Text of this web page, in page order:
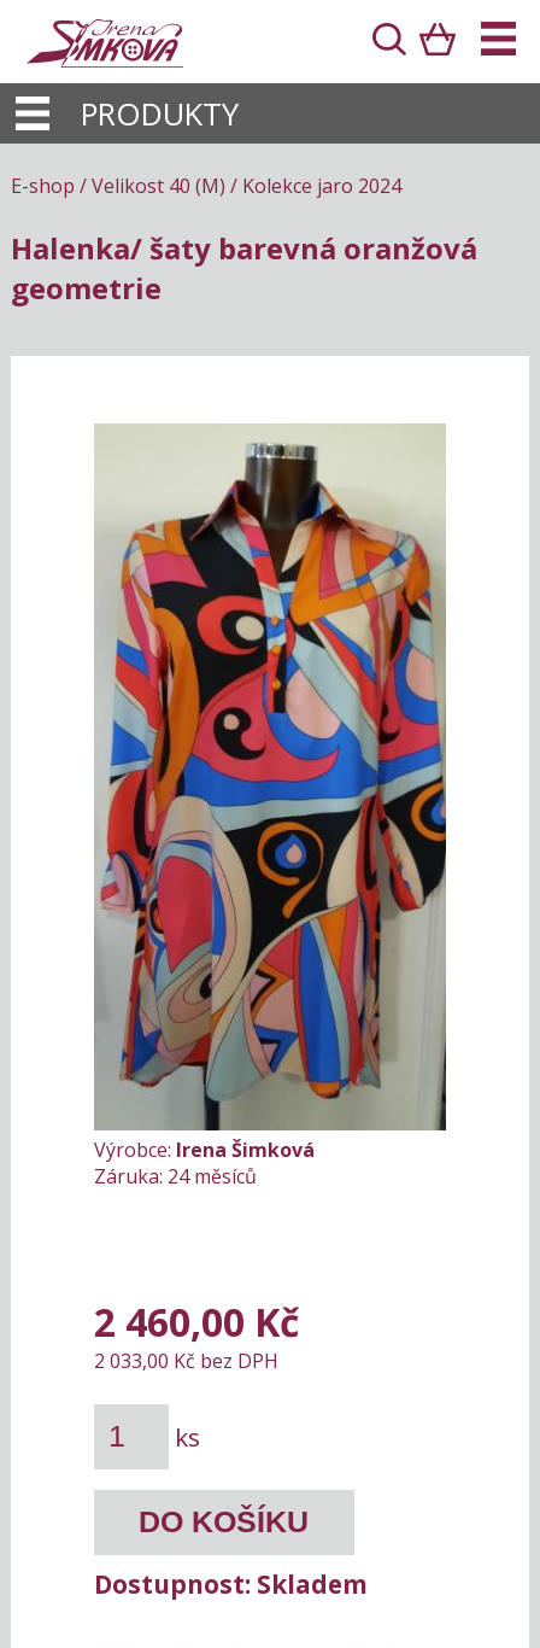
PRODUKTY
E-shop /Velikost 40 (M) / Kolekce jaro 2024
Halenka/ šaty barevná oranžová
geometrie
Výrobce: Irena Šimková
Záruka: 24 měsíců
2 460,00 Kč
2 033,00 Kč bez DPH
ks
Dostupnost: Skladem